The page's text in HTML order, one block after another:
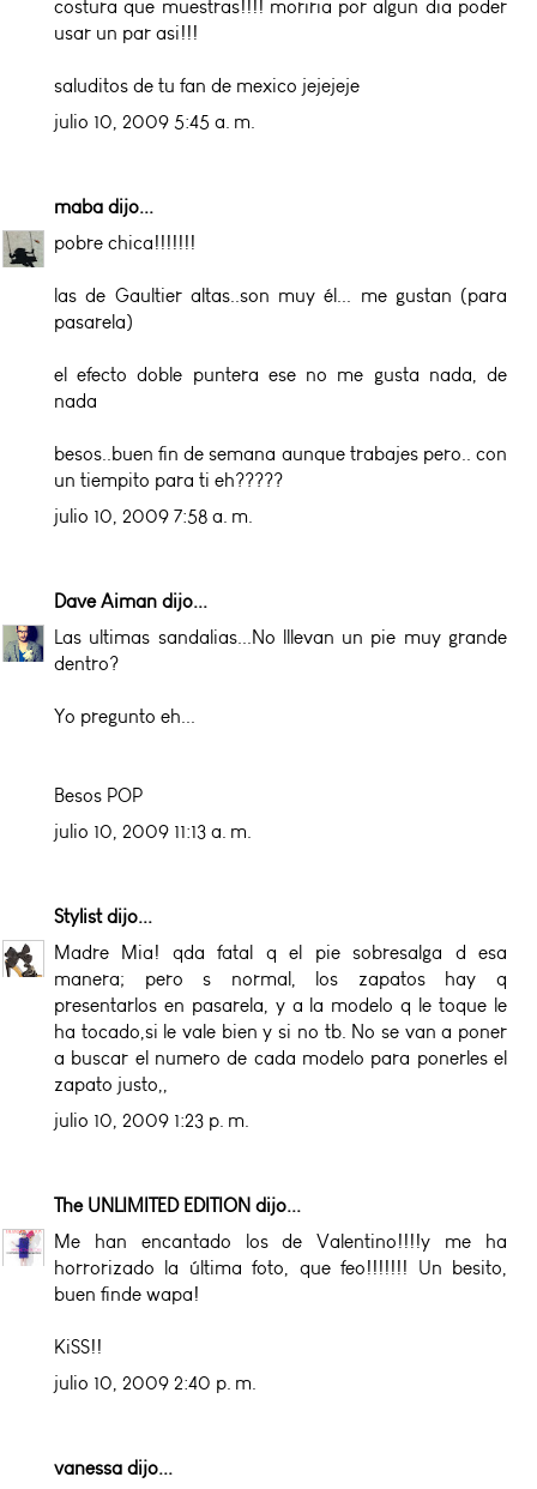
costura que muestras!!!! moriria por algun dia poder
usar un par asi!!!
saluditos de tu fan de mexico jejejeje
julio 10, 2009 5:45 a. m.
maba dijo...
pobre chica!!!!!!!
las de Gaultier altas..son muy él... me gustan (para
pasarela)
el efecto doble puntera ese no me gusta nada, de
nada
besos..buen fin de semana aunque trabajes pero.. con
un tiempito para ti eh?????
julio 10, 2009 7:58 a. m.
Dave Aiman dijo...
Las ultimas sandalias...No lllevan un pie muy grande
dentro?
Yo pregunto eh...
Besos POP
julio 10, 2009 11:13 a. m.
Stylistdijo...
Madre Mia! qda fatal q el pie sobresalga d esa
manera; pero s normal, los zapatos hay q
presentarlos en pasarela, y a la modelo q le toque le
ha tocado,si le vale bien y si no tb. No se van a poner
a buscar el numero de cada modelo para ponerles el
zapato justo,,
julio 10, 2009 1:23 p. m.
The UNLIMITED EDITION dijo...
Me han encantado los de Valentino!!!!y me ha
horrorizado la última foto, que feo!!!!!!! Un besito,
buen finde wapa!
KiSS!!
julio 10, 2009 2:40 p. m.
vanessa dijo...